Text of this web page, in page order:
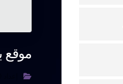
موقع